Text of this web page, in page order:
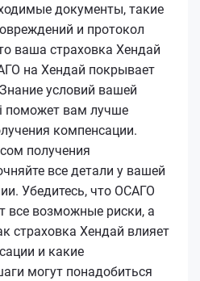
документы, такие
и протокол
ваша страховка Хендай
на Хендай покрывает
условий вашей
поможет вам лучше
компенсации.
получения
все детали у вашей
Убедитесь, что ОСАГО
все возможные риски, а
страховка Хендай влияет
и какие
могут понадобиться